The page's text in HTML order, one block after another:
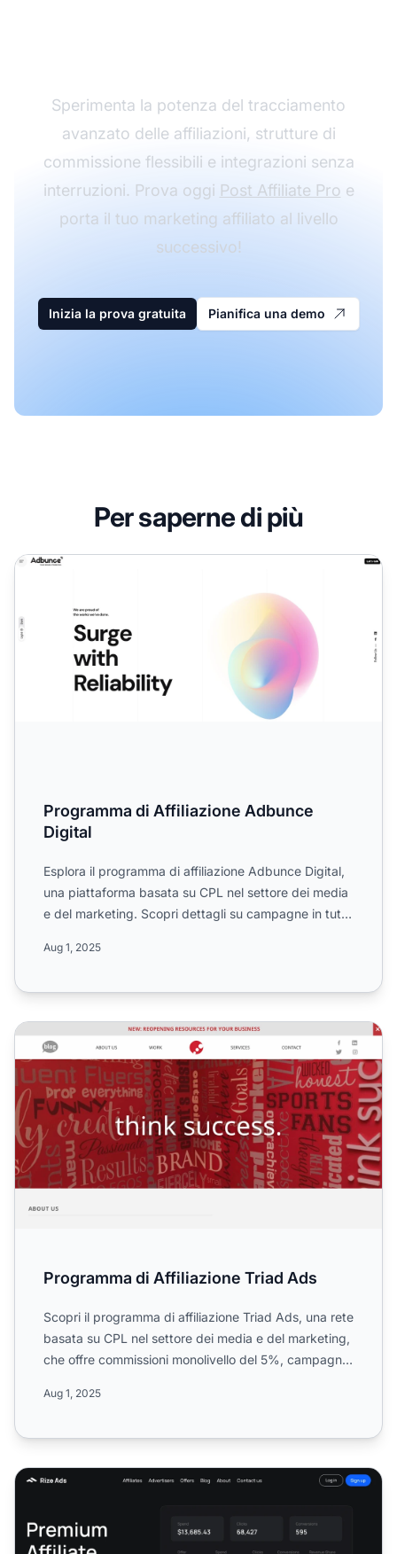
Sperimenta la potenza del tracciamento
avanzato delle affiliazioni, strutture di
commissione flessibili e integrazioni senza
interruzioni. Prova oggi Post Affiliate Pro e
porta il tuo marketing affiliato al livello
successivo!
Inizia la prova gratuita Pianifica una demo
Per saperne di più
Programma di Affiliazione Adbunce Digital
Programma di Affiliazione Adbunce
Digital
Esplora il programma di affiliazione Adbunce Digital,
una piattaforma basata su CPL nel settore dei media
e del marketing. Scopri dettagli su campagne in tutto
Aug 1, 2025
Programma di Affiliazione Triad Ads
Programma di Affiliazione Triad Ads
Scopri il programma di affiliazione Triad Ads, una rete
basata su CPL nel settore dei media e del marketing,
che offre commissioni monolivello del 5%, campagne
Aug 1, 2025
Programma di affiliazione Rize Ads